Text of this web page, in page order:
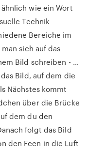
wie ein Wort
Technik
Bereiche im
sich auf das
Bild schreiben - …
Bild, auf dem die
Nächstes kommt
über die Brücke
dem du den
folgt das Bild
den Feen in die Luft